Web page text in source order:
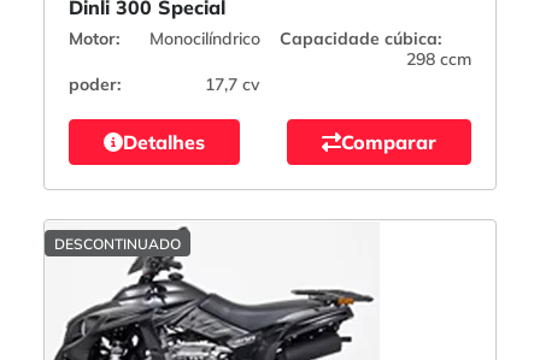
Dinli 300 Special
Motor: Monocilíndrico
Capacidade cúbica:
298 ccm
poder:
17,7 cv
Detalhes Comparar
DESCONTINUADO